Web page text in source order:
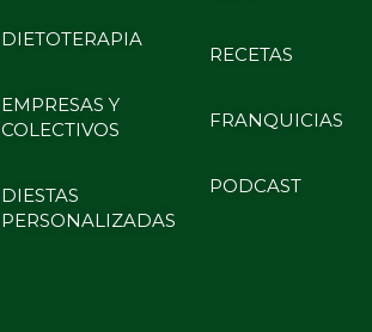
DIETOTERAPIA
EMPRESAS Y
COLECTIVOS
DIESTAS
PERSONALIZADAS
RECETAS
FRANQUICIAS
PODCAST